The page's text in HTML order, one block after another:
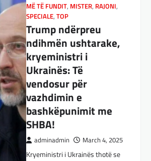
MË TË FUNDIT, MISTER, RAJONI,
SPECIALE,TOP
Trump ndërpreu
ndihmën ushtarake,
kryeministri i
Ukrainës: Të
vendosur për
vazhdimin e
bashkëpunimit me
SHBA!
adminadmin March 4, 2025
Kryeministri i Ukrainës thotë se
rëndësishme për kombin
shqiptar. Ky…
BOTA,KULTURË,LAJME,
MË TË FUNDIT OPINIONE ,RAJONI
SPECIALE,TOP
E megjithatë
Amerika është
opsioni më i mirë për
shqiptarët
adminadmin
Nga Dritan Hila Vështirë se
ndonjë shqiptar që ndjek sadopak